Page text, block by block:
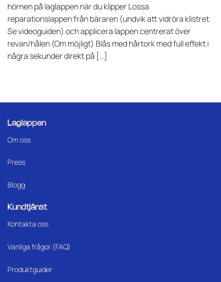
hörnen på laglappen när du klipper Lossa
reparationslappen från bäraren (undvik att vidröra klistret.
Se videoguiden) och applicera lappen centrerat över
revan/hålen (Om möjligt) Blås med hårtork med full effekt i
några sekunder direkt på […]
Laglappen
Om oss
Press
Blogg
Kundtjänst
Kontakta oss
Vanliga frågor (FAQ)
Produktguider